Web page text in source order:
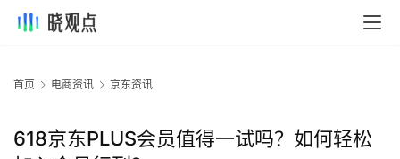
首页 电商资讯 京东资讯
618京东PLUS会员值得一试吗？如何轻松